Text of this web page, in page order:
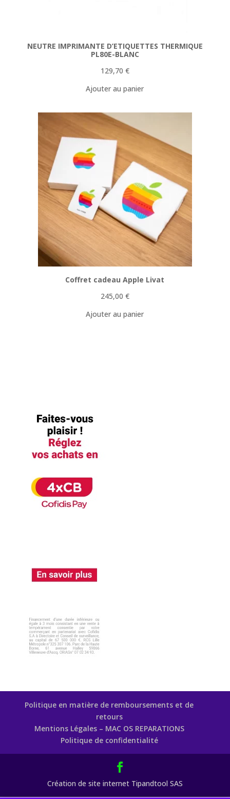
NEUTRE IMPRIMANTE D’ETIQUETTES THERMIQUE
PL80E-BLANC
129,70 €
Ajouter au panier
Coffret cadeau Apple Livat
245,00 €
Ajouter au panier
Politique en matière de remboursements et de
retours
Mentions Légales – MAC OS REPARATIONS
Politique de confidentialité
Création de site internet Tipandtool SAS